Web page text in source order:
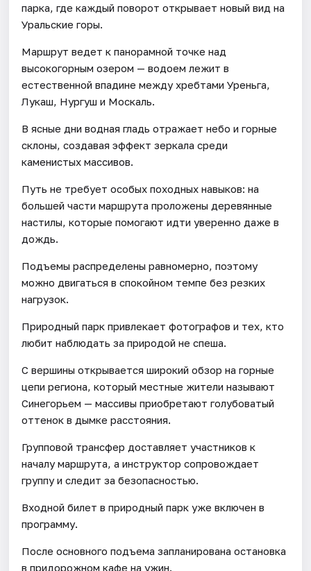
парка, где каждый поворот открывает новый вид на
Уральские горы.
Маршрут ведет к панорамной точке над
высокогорным озером — водоем лежит в
естественной впадине между хребтами Уреньга,
Лукаш, Нургуш и Москаль.
В ясные дни водная гладь отражает небо и горные
склоны, создавая эффект зеркала среди
каменистых массивов.
Путь не требует особых походных навыков: на
большей части маршрута проложены деревянные
настилы, которые помогают идти уверенно даже в
дождь.
Подъемы распределены равномерно, поэтому
можно двигаться в спокойном темпе без резких
нагрузок.
Природный парк привлекает фотографов и тех, кто
любит наблюдать за природой не спеша.
С вершины открывается широкий обзор на горные
цепи региона, который местные жители называют
Синегорьем — массивы приобретают голубоватый
оттенок в дымке расстояния.
Групповой трансфер доставляет участников к
началу маршрута, а инструктор сопровождает
группу и следит за безопасностью.
Входной билет в природный парк уже включен в
программу.
После основного подъема запланирована остановка
в придорожном кафе на ужин.